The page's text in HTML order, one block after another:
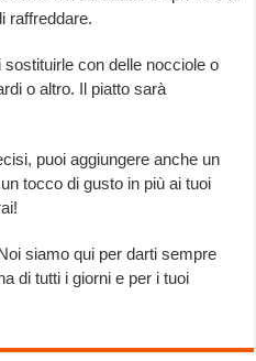
raffreddare.
con delle nocciole o
o altro. Il piatto sarà
puoi aggiungere anche un
tocco di gusto in più ai tuoi
siamo qui per darti sempre
di tutti i giorni e per i tuoi